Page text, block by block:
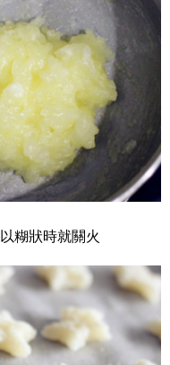
糊狀時就關火